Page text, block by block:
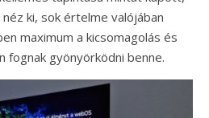
ki, sok értelme valójában
maximum a kicsomagolás és
fognak gyönyörködni benne.